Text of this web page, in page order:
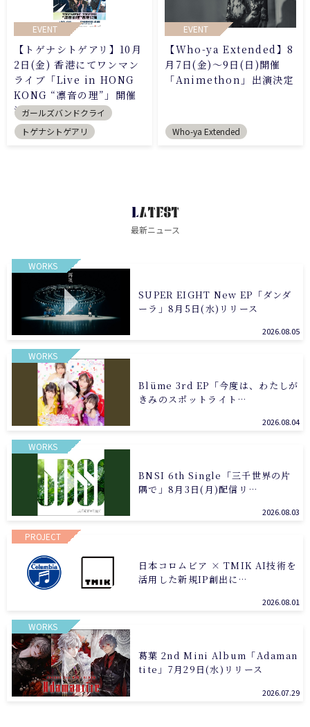
EVENT
【トゲナシトゲアリ】10月
2日(金) 香港にてワンマン
ライブ「Live in HONG
KONG “凛音の理”」開催
決定
ガールズバンドクライ
トゲナシトゲアリ
EVENT
【Who-ya Extended】8
月7日(金)～9日(日)開催
「Animethon」出演決定
Who-ya Extended
LATEST
最新ニュース
WORKS
SUPER EIGHT New EP「ダンダ
ーラ」8月5日(水)リリース
2026.08.05
WORKS
Blüme 3rd EP「今度は、わたしが
きみのスポットライト…
2026.08.04
WORKS
BNSI 6th Single「三千世界の片
隅で」8月3日(月)配信リ…
2026.08.03
PROJECT
日本コロムビア × TMIK AI技術を
活用した新規IP創出に…
2026.08.01
WORKS
葛葉 2nd Mini Album「Adaman
tite」7月29日(水)リリース
2026.07.29